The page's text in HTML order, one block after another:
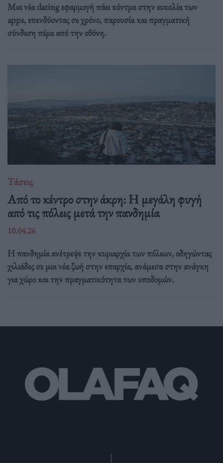
Μια νέα dating εφαρμογή πάει κόντρα στην ευκολία των
apps, επενδύοντας σε χρόνο, παρουσία και πραγματική
σύνδεση πέρα από την οθόνη.
Τάσεις
Από το κέντρο στην άκρη: H μεγάλη φυγή
από τις πόλεις μετά την πανδημία
10.04.26
Η πανδημία ανέτρεψε την κυριαρχία των πόλεων, οδηγώντας
χιλιάδες σε μια νέα ζωή στην επαρχία, ανάμεσα στην ανάγκη
για χώρο και την πραγματικότητα των υποδομών.